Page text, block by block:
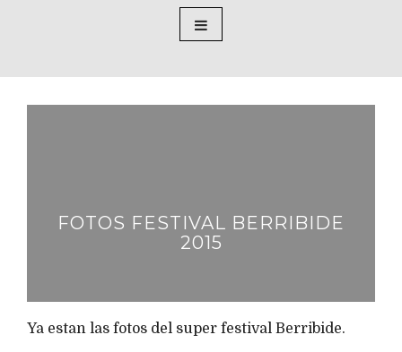
FOTOS FESTIVAL BERRIBIDE
2015
Ya estan las fotos del super festival Berribide.